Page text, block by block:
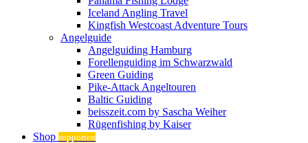
Iceland Angling Travel
Kingfish Westcoast Adventure Tours
Angelguide
Angelguiding Hamburg
Forellenguiding im Schwarzwald
Green Guiding
Pike-Attack Angeltouren
Baltic Guiding
beisszeit.com by Sascha Weiher
Rügenfishing by Kaiser
Shop supporten